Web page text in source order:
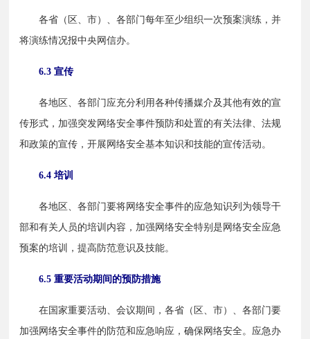
各省（区、市）、各部门每年至少组织一次预案演练，并
将演练情况报中央网信办。
6.3 宣传
各地区、各部门应充分利用各种传播媒介及其他有效的宣
传形式，加强突发网络安全事件预防和处置的有关法律、法规
和政策的宣传，开展网络安全基本知识和技能的宣传活动。
6.4 培训
各地区、各部门要将网络安全事件的应急知识列为领导干
部和有关人员的培训内容，加强网络安全特别是网络安全应急
预案的培训，提高防范意识及技能。
6.5 重要活动期间的预防措施
在国家重要活动、会议期间，各省（区、市）、各部门要
加强网络安全事件的防范和应急响应，确保网络安全。应急办